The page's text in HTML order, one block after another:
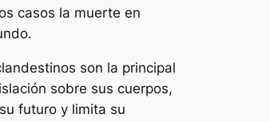
casos la muerte en
son la principal
sobre sus cuerpos,
futuro y limita su